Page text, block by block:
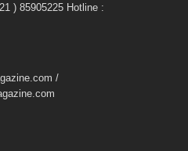
) 85905225 Hotline :
/